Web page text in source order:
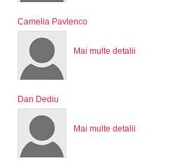
Camelia Pavlenco
Mai multe detalii
Dan Dediu
Mai multe detalii